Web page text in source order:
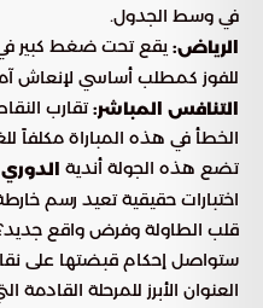
في وسط الجدول.
الرياض:
للفوز كمطلب أساسي لإنعاش
التنافس المباشر:تقارب
الخطأ في هذه المباراة مكلفاً
تضع هذه الجولة أندية
اختبارات حقيقية تعيد رسم
قلب الطاولة وفرض واقع
ستواصل إحكام قبضتها على
العنوان الأبرز للمرحلة